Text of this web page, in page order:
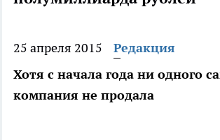
25 апреля 2015
Редакция
Хотя с начала года ни одного
компания не продала